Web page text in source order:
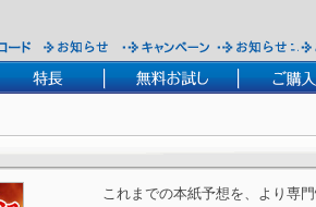
これまでの本紙予想を、より専